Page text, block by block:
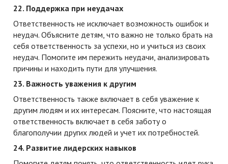
22. Поддержка при неудачах
Ответственность не исключает возможность ошибок и
неудач. Объясните детям, что важно не только брать на
себя ответственность за успехи, но и учиться из своих
неудач. Помогите им пережить неудачи, анализировать
причины и находить пути для улучшения.
23. Важность уважения к другим
Ответственность также включает в себя уважение к
другим людям и их интересам. Поясните, что настоящая
ответственность включает в себя заботу о
благополучии других людей и учет их потребностей.
24. Развитие лидерских навыков